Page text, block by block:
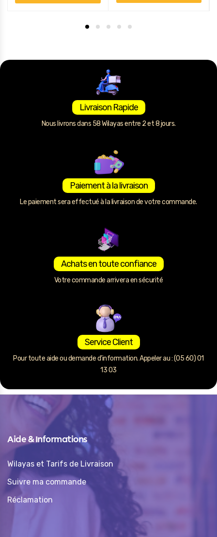
Livraison Rapide
Nous livrons dans 58 Wilayas entre 2 et 8 jours.
Paiement à la livraison
Le paiement sera effectué à la livraison de votre commande.
Achats en toute confiance
Votre commande arrivera en sécurité
Service Client
Pour toute aide ou demande d’information. Appeler au : (05 60) 01
13 03
Aide & Informations
Wilayas et Tarifs de Livraison
Suivre ma commande
Réclamation